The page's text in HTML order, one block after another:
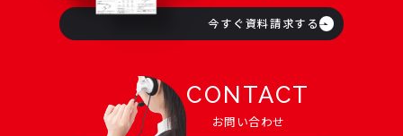
今すぐ資料請求する
CONTACT
お問い合わせ